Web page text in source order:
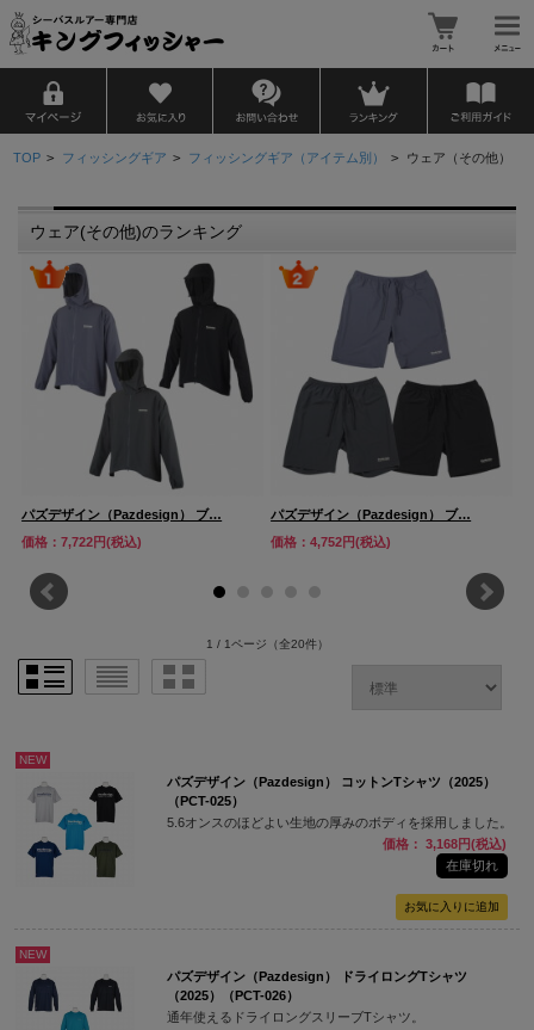
TOP > フィッシングギア > フィッシングギア（アイテム別） > ウェア（その他）
ウェア(その他)のランキング
パズデザイン（Pazdesign） ブ…
価格：7,722円(税込)
パズデザイン（Pazdesign） ブ…
価格：4,752円(税込)
1 / 1ページ （全20件）
NEW
パズデザイン（Pazdesign） コットンTシャツ（2025）
（PCT-025）
5.6オンスのほどよい生地の厚みのボディを採用しました。
価格： 3,168円(税込)
在庫切れ
NEW
パズデザイン（Pazdesign） ドライロングTシャツ
（2025）（PCT-026）
通年使えるドライロングスリーブTシャツ。